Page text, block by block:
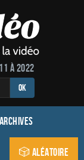
à 2022
OK
Archives
🎲 Aléatoire